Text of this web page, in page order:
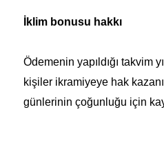
İklim bonusu hakkı
Ödemenin yapıldığı takvim
kişiler ikramiyeye hak
günlerinin çoğunluğu için